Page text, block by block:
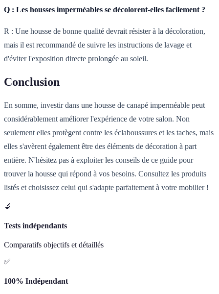
Q : Les housses imperméables se décolorent-elles facilement ?
R : Une housse de bonne qualité devrait résister à la décoloration,
mais il est recommandé de suivre les instructions de lavage et
d'éviter l'exposition directe prolongée au soleil.
Conclusion
En somme, investir dans une housse de canapé imperméable peut
considérablement améliorer l'expérience de votre salon. Non
seulement elles protègent contre les éclaboussures et les taches, mais
elles s'avèrent également être des éléments de décoration à part
entière. N'hésitez pas à exploiter les conseils de ce guide pour
trouver la housse qui répond à vos besoins. Consultez les produits
listés et choisissez celui qui s'adapte parfaitement à votre mobilier !
🔬
Tests indépendants
Comparatifs objectifs et détaillés
✅
100% Indépendant